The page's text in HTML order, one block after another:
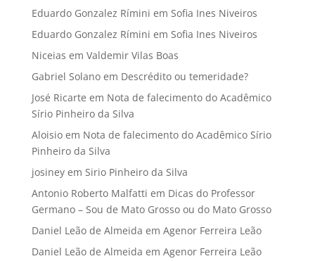
Eduardo Gonzalez Rímini em Sofia Ines Niveiros
Eduardo Gonzalez Rímini em Sofia Ines Niveiros
Niceias em Valdemir Vilas Boas
Gabriel Solanoem Descrédito ou temeridade?
José Ricarte em Nota de falecimento do Acadêmico
Sírio Pinheiro da Silva
Aloisioem Nota de falecimento do Acadêmico Sírio
Pinheiro da Silva
josineyem Sirio Pinheiro da Silva
Antonio Roberto Malfatti em Dicas do Professor
Germano – Sou de Mato Grosso ou do Mato Grosso
Daniel Leão de Almeida em Agenor Ferreira Leão
Daniel Leão de Almeida em Agenor Ferreira Leão